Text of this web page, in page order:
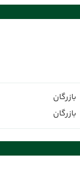
بازرگان
بازرگان